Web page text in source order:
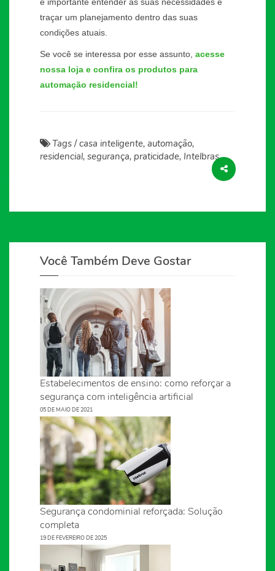
traçar um planejamento dentro das suas
condições atuais.
Se você se interessa por esse assunto, acesse
nossa loja e confira os produtos para
automação residencial!
Tags /casa inteligente, automação,
residencial, segurança, praticidade, Intelbras
Você Também Deve Gostar
Estabelecimentos de ensino: como reforçar a
segurança com inteligência artificial
05 DE MAIO DE 2021
Segurança condominial reforçada: Solução
completa
19 DE FEVEREIRO DE 2025